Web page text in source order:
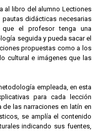
al libro del alumno Lectiones
pautas didácticas necesarias
el profesor tenga una
seguida y pueda sacar el
propuestas como a los
cultural e imágenes que las
empleada, en esta
para cada lección
las narraciones en latín en
se amplía el contenido
indicando sus fuentes,